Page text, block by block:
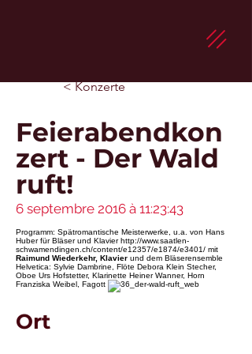
< Konzerte
Feierabendkon
zert - Der Wald
ruft!
6 septembre 2016 à 11:23:43
Programm: Spätromantische Meisterwerke, u.a. von Hans
Huber für Bläser und Klavierhttp://www.saatlen-
schwamendingen.ch/content/e12357/e1874/e3401/ mit
Raimund Wiederkehr, Klavier und dem Bläserensemble
Helvetica: Sylvie Dambrine, Flöte Debora Klein Stecher,
Oboe Urs Hofstetter, Klarinette Heiner Wanner, Horn
Franziska Weibel, Fagott
Ort